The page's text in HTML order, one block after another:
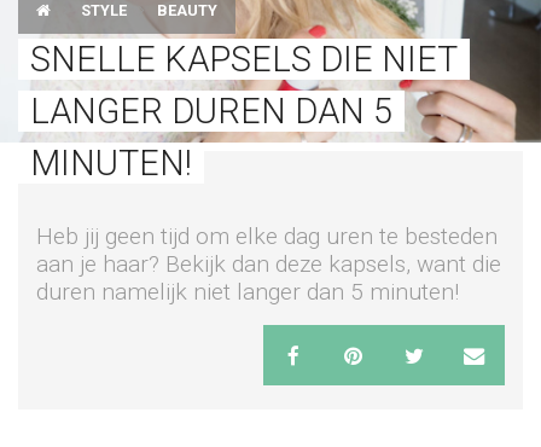
DROOM HOME
STYLE
BUSINESS
WELL TRAVELED
STYLE BEAUTY
SNELLE KAPSELS DIE NIET
LANGER DUREN DAN 5
MINUTEN!
Heb jij geen tijd om elke dag uren te besteden
aan je haar? Bekijk dan deze kapsels, want die
duren namelijk niet langer dan 5 minuten!